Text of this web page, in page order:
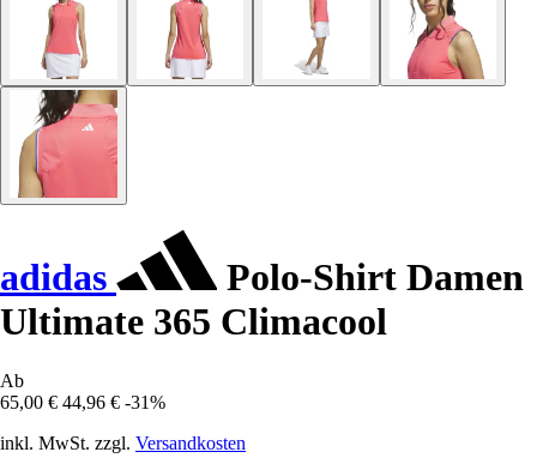
adidas
Polo-Shirt Damen
Ultimate 365 Climacool
Ab
65,00 € 44,96 € -31%
inkl. MwSt. zzgl. Versandkosten